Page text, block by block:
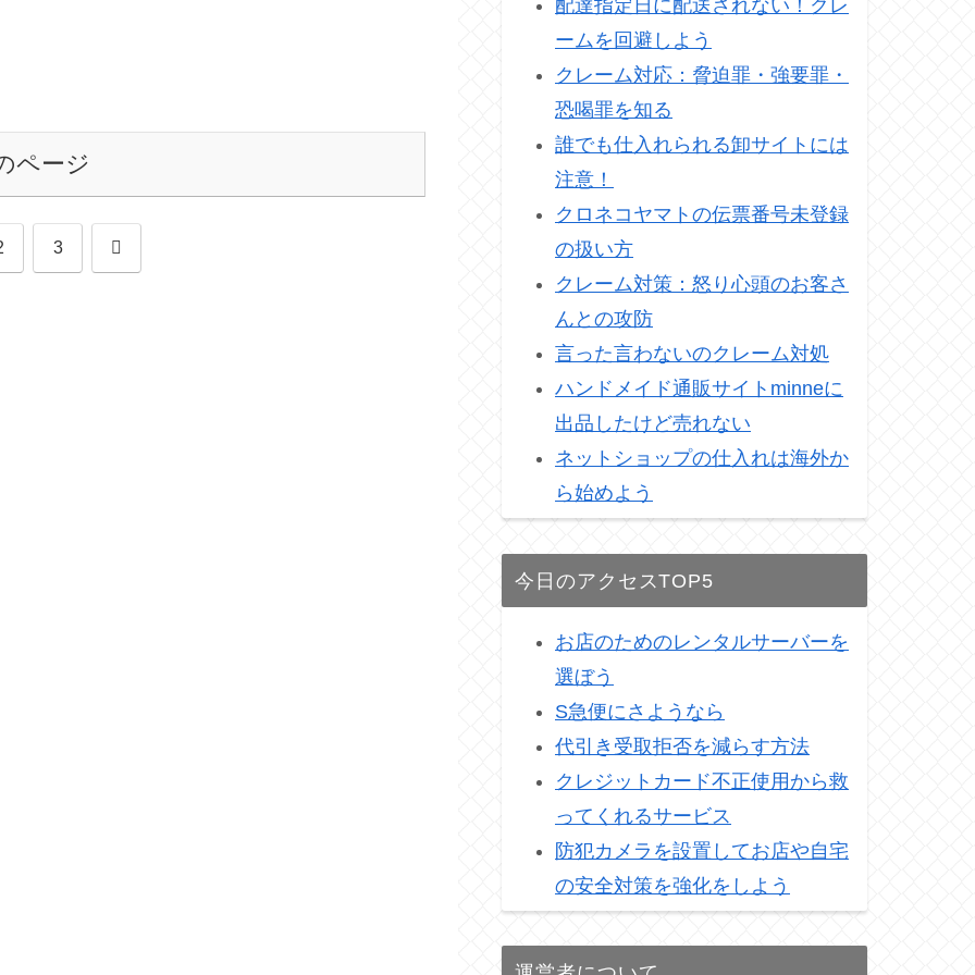
ページ
3 次
配達指定日に配送されない！クレ
ームを回避しよう
クレーム対応：脅迫罪・強要罪・
恐喝罪を知る
誰でも仕入れられる卸サイトには
注意！
クロネコヤマトの伝票番号未登録
の扱い方
クレーム対策：怒り心頭のお客さ
んとの攻防
言った言わないのクレーム対処
ハンドメイド通販サイトminneに
出品したけど売れない
ネットショップの仕入れは海外か
ら始めよう
今日のアクセスTOP5
お店のためのレンタルサーバーを
選ぼう
S急便にさようなら
代引き受取拒否を減らす方法
クレジットカード不正使用から救
ってくれるサービス
防犯カメラを設置してお店や自宅
の安全対策を強化をしよう